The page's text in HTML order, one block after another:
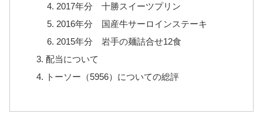
2017年分 十勝スイーツプリン
2016年分 国産牛サーロインステーキ
2015年分 岩手の麺詰合せ12食
配当について
トーソー（5956）についての総評